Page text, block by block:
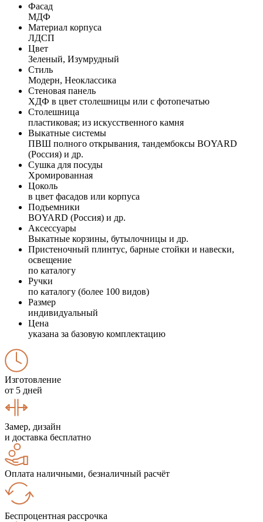
Фасад
МДФ
Материал корпуса
ЛДСП
Цвет
Зеленый, Изумрудный
Стиль
Модерн, Неоклассика
Стеновая панель
ХДФ в цвет столешницы или с фотопечатью
Столешница
пластиковая; из искусственного камня
Выкатные системы
ПВШ полного открывания, тандембоксы BOYARD
(Россия) и др.
Сушка для посуды
Хромированная
Цоколь
в цвет фасадов или корпуса
Подъемники
BOYARD (Россия) и др.
Аксессуары
Выкатные корзины, бутылочницы и др.
Пристеночный плинтус, барные стойки и навески,
освещение
по каталогу
Ручки
по каталогу (более 100 видов)
Размер
индивидуальный
Цена
указана за базовую комплектацию
Изготовление
от 5 дней
Замер, дизайн
и доставка бесплатно
Оплата наличными, безналичный расчёт
Беспроцентная рассрочка